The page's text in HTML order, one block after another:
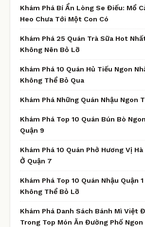
Khám Phá Bí Ẩn Lòng Se Điếu: Mổ
Heo Chưa Tới Một Con Có
Khám Phá 25 Quán Trà Sữa Hot
Không Nên Bỏ Lỡ
Khám Phá 10 Quán Hủ Tiếu Ngon
Không Thể Bỏ Qua
Khám Phá Những Quán Nhậu Ngon
Khám Phá Top 10 Quán Bún Bò
Quận 9
Khám Phá 10 Quán Phở Hương Vị
Ở Quận 7
Khám Phá Top 10 Quán Nhậu Quận
Không Thể Bỏ Lỡ
Khám Phá Danh Sách Bánh Mì Việt
Trong Top Món Ăn Đường Phố